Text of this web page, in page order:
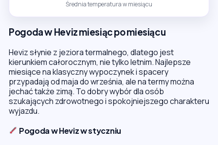
Średnia temperatura w miesiącu
Pogoda w Heviz miesiąc po miesiącu
Heviz słynie z jeziora termalnego, dlatego jest
kierunkiem całorocznym, nie tylko letnim. Najlepsze
miesiące na klasyczny wypoczynek i spacery
przypadają od maja do września, ale na termy można
jechać także zimą. To dobry wybór dla osób
szukających zdrowotnego i spokojniejszego charakteru
wyjazdu.
Pogoda w Heviz w styczniu